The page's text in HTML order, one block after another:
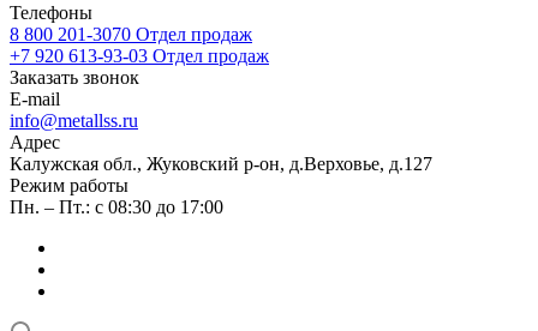
Телефоны
8 800 201-3070 Отдел продаж
+7 920 613-93-03 Отдел продаж
Заказать звонок
E-mail
info@metallss.ru
Адрес
Калужская обл., Жуковский р-он, д.Верховье, д.127
Режим работы
Пн. – Пт.: с 08:30 до 17:00